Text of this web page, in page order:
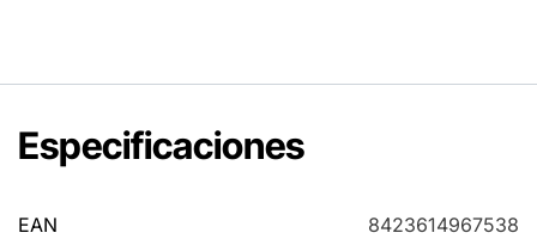
Especificaciones
EAN 8423614967538